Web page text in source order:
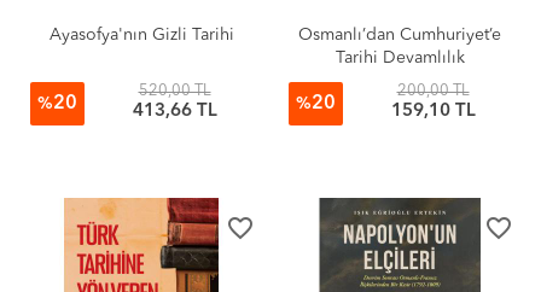
Ayasofya'nın Gizli Tarihi
%20
520,00 TL
413,66 TL
Osmanlı’dan Cumhuriyet’e
Tarihi Devamlılık
%20
200,00 TL
159,10 TL
favorite_border favorite_border